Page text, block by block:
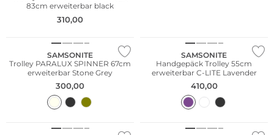
83cm erweiterbar black
310,00
SAMSONITE
Trolley PARALUX SPINNER 67cm
erweiterbar Stone Grey
300,00
SAMSONITE
Handgepäck Trolley 55cm
erweiterbar C-LITE Lavender
410,00